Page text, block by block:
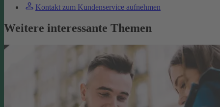
Kontakt zum Kundenservice aufnehmen
Weitere interessante Themen